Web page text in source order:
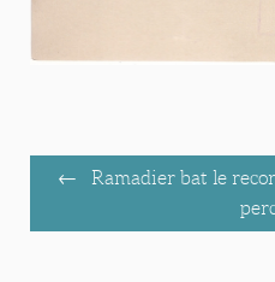
Ramadier bat le